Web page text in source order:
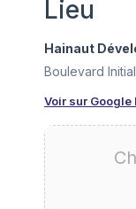
Lieu
Hainaut
Boulevard
Voir sur